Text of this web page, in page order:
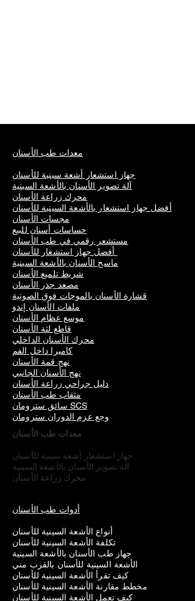
معدات طب الأسنان
جهاز استشعار أشعة سينية للأسنان
آلة تصوير الأسنان بالأشعة السينية
محرك زراعة الأسنان
أفضل جهاز استشعار بالأشعة السينية للأسنان
مجسات الأسنان
حساسات أسنان للبيع
مستشعر رقمي في طب الأسنان
ماسح الأسنان بالأشعة السينية
شريط تلميع الأسنان
مصعد جذر الأسنان
قشارة الأسنان بالموجات فوق الصوتية
ملفات الأسنان إندو
موسع عظام الأسنان
قاطع لثة الأسنان
محرك الأسنان الداخلي
كاميرا داخل الفم
نهج قمة الأسنان
نهج الأسنان الجانبي
دليل جراحي زراعة الأسنان
مثقاب طب الأسنان
سائق سترومان SCS
وجع عزم الدوران سترومان
معدات طب الأسنان
جهاز استشعار أشعة سينية للأسنان
آلة تصوير الأسنان بالأشعة السينية
محرك زراعة الأسنان
أدوات طب الأسنان
أنواع الأشعة السينية للأسنان
تكلفة الأشعة السينية للأسنان
جهاز طب الأسنان بالأشعة السينية
الأشعة السينية للأسنان بالقرب مني
كيف تقرأ الأشعة السينية للأسنان
مخطط مقارنة الأشعة السينية للأسنان
كيف تعمل الأشعة السينية للأسنان